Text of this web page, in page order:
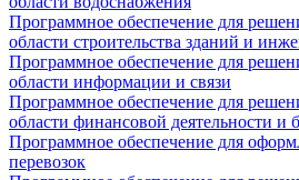
Программное обеспечение для
области строительства зданий и
Программное обеспечение для
области информации и связи
Программное обеспечение для
области финансовой деятельности и
Программное обеспечение для
перевозок